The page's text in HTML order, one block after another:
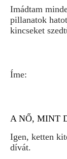
Imádtam
pillanatok
kincseket
Íme:
A NŐ, MINT
Igen, ketten
dívát.